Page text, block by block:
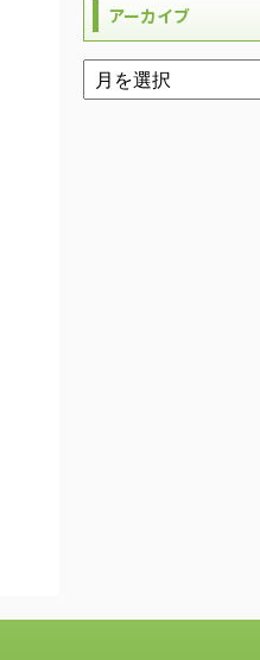
アーカイブ